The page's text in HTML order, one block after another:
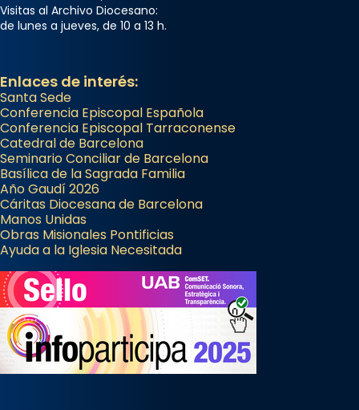
Visitas al Archivo Diocesano:
de lunes a jueves, de 10 a 13 h.
Enlaces de interés:
Santa Sede
Conferencia Episcopal Española
Conferencia Episcopal Tarraconense
Catedral de Barcelona
Seminario Conciliar de Barcelona
Basílica de la Sagrada Familia
Año Gaudí 2026
Cáritas Diocesana de Barcelona
Manos Unidas
Obras Misionales Pontificias
Ayuda a la Iglesia Necesitada